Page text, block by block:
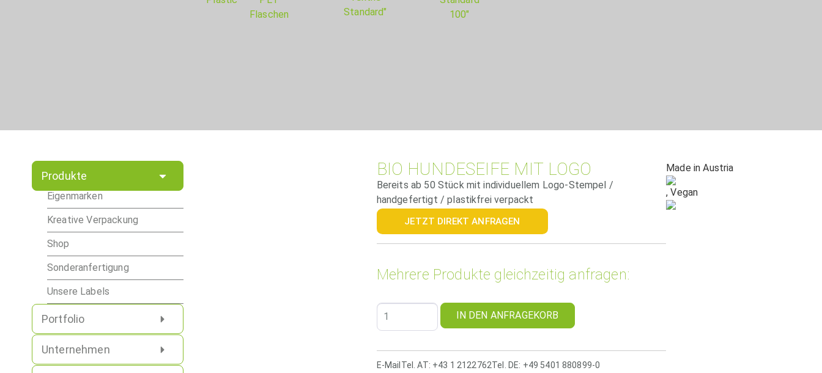
Produkte
Eigenmarken
Kreative Verpackung
Shop
Sonderanfertigung
Unsere Labels
Portfolio
Unternehmen
BIO HUNDESEIFE MIT LOGO
Bereits ab 50 Stück mit individuellem Logo-Stempel /
handgefertigt / plastikfrei verpackt
JETZT DIREKT ANFRAGEN
Mehrere Produkte gleichzeitig anfragen:
IN DEN ANFRAGEKORB
E-Mail Tel. AT: +43 1 2122762Tel. DE: +49 5401 880899-0
Made in Austria
, Vegan